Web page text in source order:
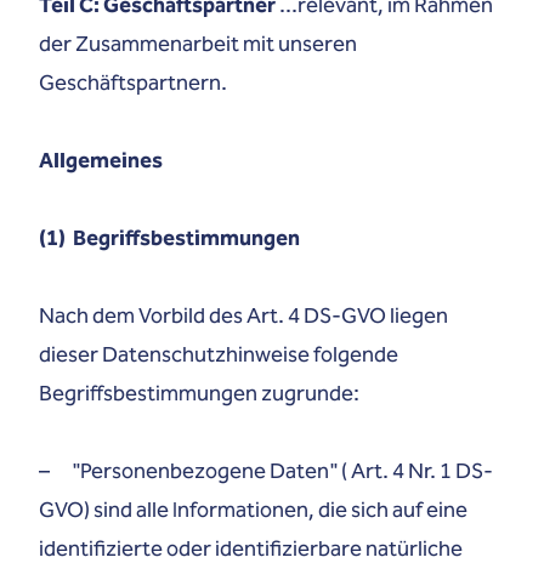
der Zusammenarbeit mit unseren
Geschäftspartnern.
Allgemeines
(1) Begriffsbestimmungen
Nach dem Vorbild des Art. 4 DS-GVO liegen
dieser Datenschutzhinweise folgende
Begriffsbestimmungen zugrunde:
– "Personenbezogene Daten" ( Art. 4 Nr. 1 DS-
GVO) sind alle Informationen, die sich auf eine
identifizierte oder identifizierbare natürliche